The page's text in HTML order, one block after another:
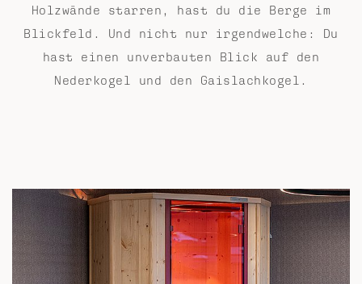
Holzwände starren, hast du die Berge im
Blickfeld. Und nicht nur irgendwelche: Du
hast einen unverbauten Blick auf den
Nederkogel und den Gaislachkogel.